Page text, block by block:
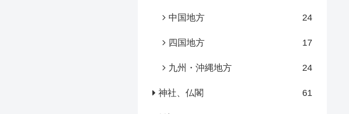
中国地方 24
四国地方 17
九州・沖縄地方 24
神社、仏閣 61